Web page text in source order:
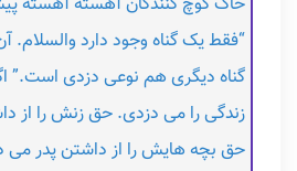
“فقط یک گناه وجود دارد
گناه دیگری هم نوعی دزدی است.”
زندگی را می دزدی. حق زنش را از
حق بچه هایش را از داشتن پدر